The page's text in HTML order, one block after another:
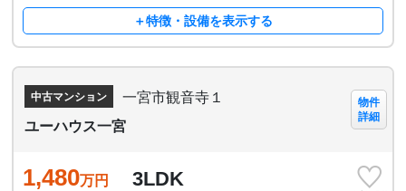
＋特徴・設備を表示する
中古マンション
一宮市観音寺１
ユーハウス一宮
物件
詳細
1,480万円 3LDK